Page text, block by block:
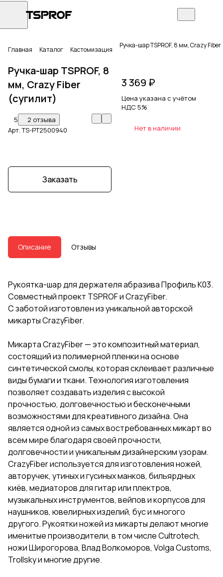
Главная Каталог Кастомизация Ручка-шар TSPROF, 8 мм, Crazy
Ручка-шар TSPROF, 8
мм, Crazy Fiber
(сугилит)
5
2 отзыва
Арт.TS-PT2500940
Заказать
3 369 ₽
Цена указана с учётом
НДС 5%
Нет в наличии
Описание Отзывы
Рукоятка-шар для держателя абразива Профиль К03.
Совместный проект TSPROF и CrazyFiber.
С заботой изготовлен из уникальной авторской
микарты CrazyFiber.
Микарта CrazyFiber — это композитный материал,
состоящий из полимерной пленки на основе
синтетической смолы, которая склеивает различные
виды бумаги и ткани. Технология изготовления
позволяет создавать изделия с высокой
прочностью, долговечностью и бесконечными
возможностями для креативного дизайна. Она
является одной из самых востребованных микарт во
всем мире благодаря своей прочности,
долговечности и уникальным дизайнерским узорам.
CrazyFiber используется для изготовления ножей,
авторучек, утиных и гусиных манков, бильярдных
киёв, медиаторов для гитар или плектров,
музыкальных инструментов, вейпов и корпусов для
наушников, ювелирных изделий, бус и многого
другого. Рукоятки ножей из микарты делают многие
именитые производители, в том числе Cultrotech,
ножи Широгорова, Влад Волкоморов, Volga Customs,
Trollsky и многие другие.